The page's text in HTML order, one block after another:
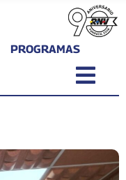
PROGRAMAS